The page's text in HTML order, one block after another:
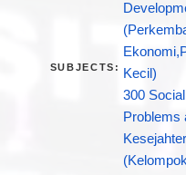
SUBJECTS:
Kecil)
300
Problems